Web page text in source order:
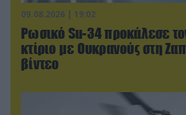
09.08.2026 | 19:02
Ρωσικό Su-34 προκάλεσε
κτίριο με Ουκρανούς στη
βίντεο